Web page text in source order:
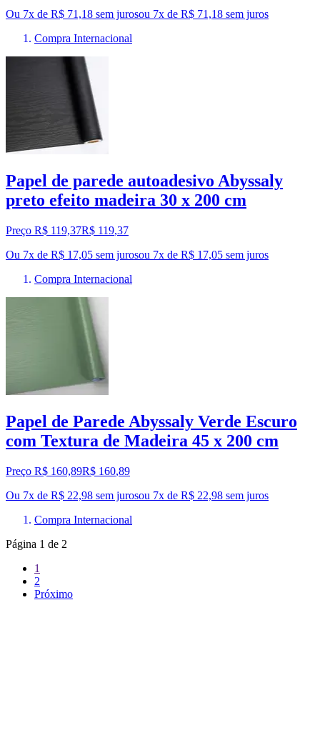
Ou 7x de R$ 71,18 sem jurosou 7x de R$ 71,18 sem juros
Compra Internacional
Papel de parede autoadesivo Abyssaly
preto efeito madeira 30 x 200 cm
Preço R$ 119,37R$ 119,37
Ou 7x de R$ 17,05 sem jurosou 7x de R$ 17,05 sem juros
Compra Internacional
Papel de Parede Abyssaly Verde Escuro
com Textura de Madeira 45 x 200 cm
Preço R$ 160,89R$ 160,89
Ou 7x de R$ 22,98 sem jurosou 7x de R$ 22,98 sem juros
Compra Internacional
Página 1 de 2
1
2
Próximo